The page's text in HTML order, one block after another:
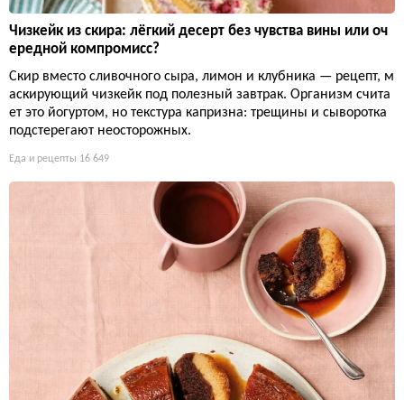
Чизкейк из скира: лёгкий десерт без чувства вины или оч
ередной компромисс?
Скир вместо сливочного сыра, лимон и клубника — рецепт, м
аскирующий чизкейк под полезный завтрак. Организм счита
ет это йогуртом, но текстура капризна: трещины и сыворотка
подстерегают неосторожных.
Еда и рецепты 16 649